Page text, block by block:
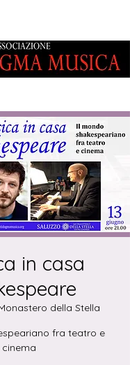
in casa
della Stella
fra teatro e
cinema